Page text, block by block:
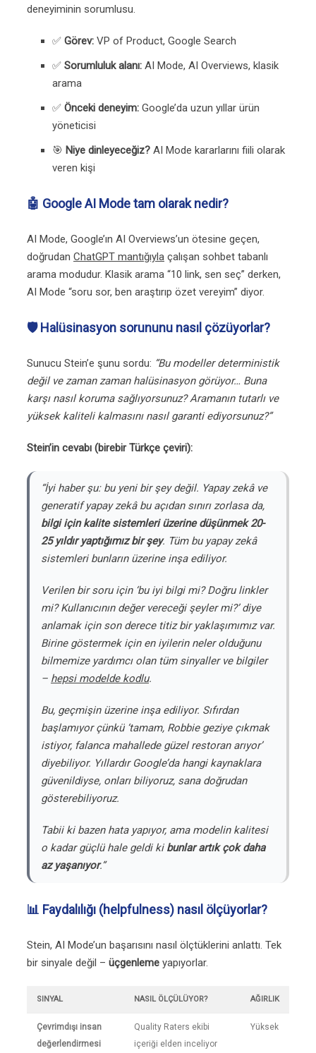
deneyiminin sorumlusu.
✅ Görev: VP of Product, Google Search
✅ Sorumluluk alanı: AI Mode, AI Overviews, klasik
arama
✅ Önceki deneyim: Google’da uzun yıllar ürün
yöneticisi
🎯 Niye dinleyeceğiz? AI Mode kararlarını fiili olarak
veren kişi
🤖 Google AI Mode tam olarak nedir?
AI Mode, Google’ın AI Overviews’un ötesine geçen,
doğrudan ChatGPT mantığıyla çalışan sohbet tabanlı
arama modudur. Klasik arama “10 link, sen seç” derken,
AI Mode “soru sor, ben araştırıp özet vereyim” diyor.
🛡️ Halüsinasyon sorununu nasıl çözüyorlar?
Sunucu Stein’e şunu sordu: “Bu modeller deterministik
değil ve zaman zaman halüsinasyon görüyor… Buna
karşı nasıl koruma sağlıyorsunuz? Aramanın tutarlı ve
yüksek kaliteli kalmasını nasıl garanti ediyorsunuz?”
Stein’in cevabı (birebir Türkçe çeviri):
“İyi haber şu: bu yeni bir şey değil. Yapay zekâ ve
generatif yapay zekâ bu açıdan sınırı zorlasa da,
bilgi için kalite sistemleri üzerine düşünmek 20-
25 yıldır yaptığımız bir şey. Tüm bu yapay zekâ
sistemleri bunların üzerine inşa ediliyor.
Verilen bir soru için ‘bu iyi bilgi mi? Doğru linkler
mi? Kullanıcının değer vereceği şeyler mi?’ diye
anlamak için son derece titiz bir yaklaşımımız var.
Birine göstermek için en iyilerin neler olduğunu
bilmemize yardımcı olan tüm sinyaller ve bilgiler
– hepsi modelde kodlu.
Bu, geçmişin üzerine inşa ediliyor. Sıfırdan
başlamıyor çünkü ‘tamam, Robbie geziye çıkmak
istiyor, falanca mahallede güzel restoran arıyor’
diyebiliyor. Yıllardır Google’da hangi kaynaklara
güvenildiyse, onları biliyoruz, sana doğrudan
gösterebiliyoruz.
Tabii ki bazen hata yapıyor, ama modelin kalitesi
o kadar güçlü hale geldi ki bunlar artık çok daha
az yaşanıyor.”
📊 Faydalılığı (helpfulness) nasıl ölçüyorlar?
Stein, AI Mode’un başarısını nasıl ölçtüklerini anlattı. Tek
bir sinyale değil – üçgenleme yapıyorlar.
SINYAL NASIL ÖLÇÜLÜYOR? AĞIRLIK
Çevrimdışı insan
değerlendirmesi
Quality Raters ekibi
içeriği elden inceliyor
Yüksek